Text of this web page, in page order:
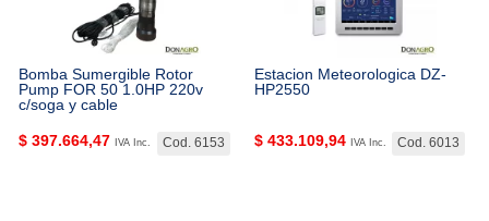
Bomba Sumergible Rotor
Pump FOR 50 1.0HP 220v
c/soga y cable
Cod. 6153
$ 397.664,47 IVA Inc.
Estacion Meteorologica DZ-
HP2550
Cod. 6013
$ 433.109,94 IVA Inc.